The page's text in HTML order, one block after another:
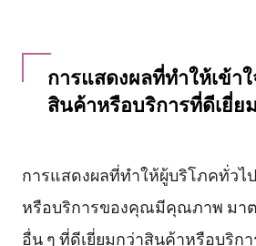
การแสดงผลที่ทำให้เข้า
สินค้าหรือบริการที่ดีเยี่ยม
การแสดงผลที่ทำให้ผู้บริโภคทั่วไ
หรือบริการของคุณมีคุณภาพ มา
อื่น ๆ ที่ดีเยี่ยมกว่าสินค้าหรือบริก